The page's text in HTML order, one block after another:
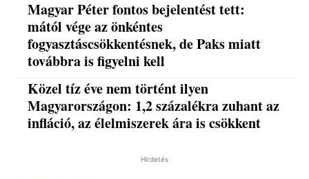
Magyar Péter fontos bejelentést tett:
mától vége az önkéntes
fogyasztáscsökkentésnek, de Paks miatt
továbbra is figyelni kell
Közel tíz éve nem történt ilyen
Magyarországon: 1,2 százalékra zuhant az
infláció, az élelmiszerek ára is csökkent
Hirdetés